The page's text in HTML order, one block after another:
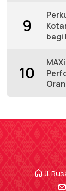
9
bagi
10
Jl.